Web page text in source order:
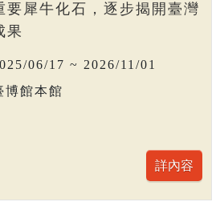
要犀牛化石，逐步揭開臺灣
果
06/17 ~ 2026/11/01
博館本館